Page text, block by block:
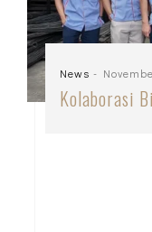
News -
Kolaborasi